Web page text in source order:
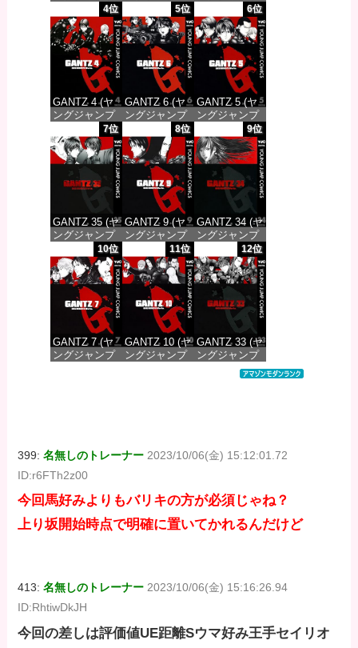
コミックス
DIGITAL)
価格：¥100
コミックス
DIGITAL)
価格：¥100
コミックス
DIGITAL)
価格：¥100
4位
GANTZ 4 (ヤ
ングジャンプ
コミックス
DIGITAL)
価格：¥100
5位
GANTZ 6 (ヤ
ングジャンプ
コミックス
DIGITAL)
価格：¥100
6位
GANTZ 5 (ヤ
ングジャンプ
コミックス
DIGITAL)
価格：¥100
7位
GANTZ 35 (ヤ
ングジャンプ
コミックス
DIGITAL)
価格：¥100
8位
GANTZ 9 (ヤ
ングジャンプ
コミックス
DIGITAL)
価格：¥100
9位
GANTZ 34 (ヤ
ングジャンプ
コミックス
DIGITAL)
価格：¥100
10位
GANTZ 7 (ヤ
ングジャンプ
11位
GANTZ 10 (ヤ
ングジャンプ
12位
GANTZ 33 (ヤ
ングジャンプ
コミックス
399:名無しのトレーナー 2023/10/06(金) 15:12:01.72
ID:r6FTh2z00
今回馬好みよりもバリキの方が必須じゃね？
上り坂開始時点で明確に置いてかれるんだけど
413:名無しのトレーナー 2023/10/06(金) 15:16:26.94
ID:RhtiwDkJH
今回の差しは評価値UE距離Sウマ好み王手セイリオ